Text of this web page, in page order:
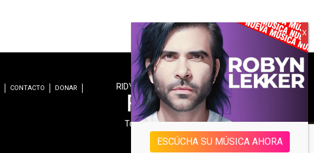
CONTACTO
DONAR
RIDYN.COM es una revista digital de:
Todos los derechos reservados.
ESCÚCHA SU MÚSICA AHORA